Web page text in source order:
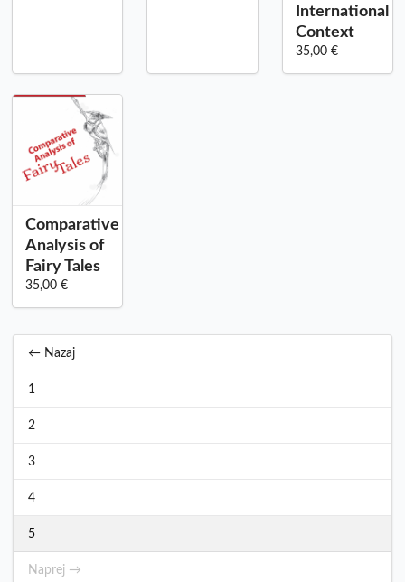
International
Context
35,00 €
Comparative
Analysis of
Fairy Tales
35,00 €
← Nazaj
1
2
3
4
5
Naprej →